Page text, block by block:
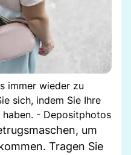
immer wieder zu
sich, indem Sie Ihre
- Depositphotos
um
Tragen Sie